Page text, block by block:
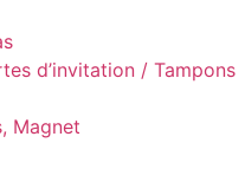
d’invitation / Tampons
Magnet